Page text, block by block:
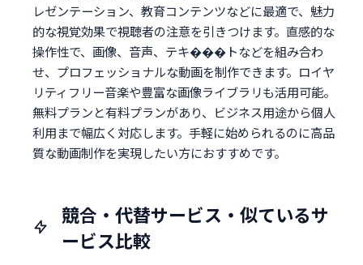
レゼンテーション、教育コンテンツなどに最適で、魅力
的な視覚効果で視聴者の注意を引きつけます。直感的な
操作性で、画像、音声、テキ���トなどを組み合わ
せ、プロフェッショナルな動画を制作できます。ロイヤ
リティフリー音楽や豊富な画像ライブラリも活用可能。
無料プランと有料プランがあり、ビジネス用途から個人
利用まで幅広く対応します。手軽に始められるのに高品
質な動画制作を実現したい方におすすめです。
競合・代替サービス・似ているサ
ービス比較